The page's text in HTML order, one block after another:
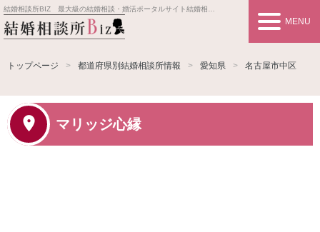
結婚相談所BIZ 最大級の結婚相談・婚活ポータルサイト結婚相談所事業者情報や婚活お見合いの悩み、対策を紹介します。
MENU
トップページ 都道府県別結婚相談所情報 愛知県 名古屋市中区
マリッジ心縁